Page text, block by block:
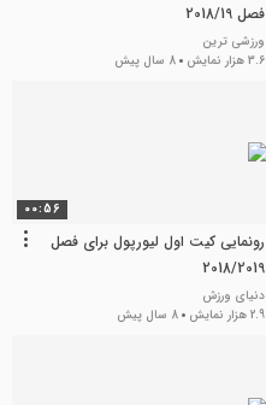
فصل 2018/19
ورزشی ترین
3.6 هزار نمایش
8 سال پیش
00:56
رونمایی کیت اول لیورپول برای فصل
2018/2019
دنیای ورزش
2.9 هزار نمایش
8 سال پیش